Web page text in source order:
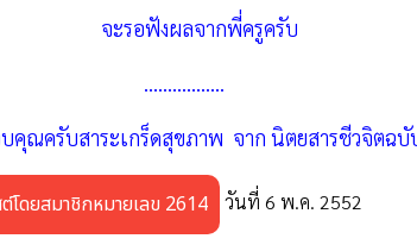
อฟังผลจากพี่ครูครับ
ณครับสาระเกร็ดสุขภาพ จาก นิตยสารชีวจิตฉบั
โดยสมาชิกหมายเลข 2614 วันที่ 6 พ.ค. 2552